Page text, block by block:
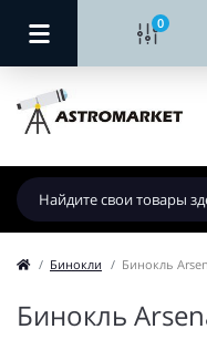
0
Бинокли Бинокль
Бинокль